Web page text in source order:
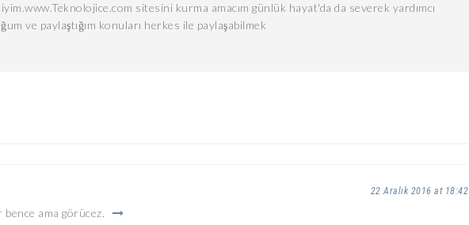
sitesini kurma amacım günlük hayat'da da severek yardımcı
ve paylaştığım konuları herkes ile paylaşabilmek
22 Aralık 2016 at 18:42
bence ama görücez.